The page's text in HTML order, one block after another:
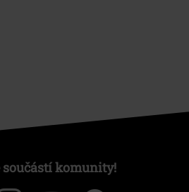
součástí komunity!